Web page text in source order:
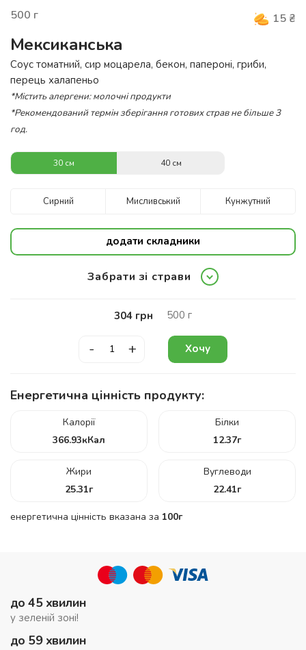
500 г 15 ₴
Мексиканська
Cоус томатний, сир моцарела, бекон, папероні, гриби,
перець халапеньо
*Містить алергени: молочні продукти
*Рекомендований термін зберігання готових страв не більше 3
год.
30 см 40 см
Сирний Мисливський Кунжутний
додати складники
Забрати зі страви
304 грн 500 г
- + Хочу
Енергетична цінність продукту:
Калорії
366.93кКал
Білки
12.37г
Жири
25.31г
Вуглеводи
22.41г
енергетична цінність вказана за 100г
до 45 хвилин
у зеленій зоні!
до 59 хвилин